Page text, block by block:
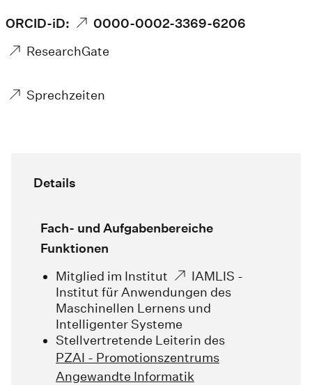
ORCID-iD:
0000-0002-3369-6206
ResearchGate
Sprechzeiten
Details
Fach- und Aufgabenbereiche
Funktionen
Mitglied im Institut
IAMLIS -
Institut für Anwendungen des
Maschinellen Lernens und
Intelligenter Systeme
Stellvertretende Leiterin des
PZAI - Promotionszentrums
Angewandte Informatik